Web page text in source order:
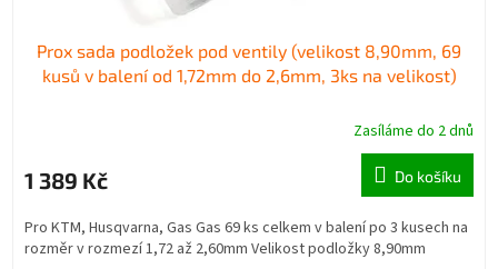
Prox sada podložek pod ventily (velikost 8,90mm, 69
kusů v balení od 1,72mm do 2,6mm, 3ks na velikost)
Zasíláme do 2 dnů
1 389 Kč Do košíku
Pro KTM, Husqvarna, Gas Gas 69 ks celkem v balení po 3 kusech na
rozměr v rozmezí 1,72 až 2,60mm Velikost podložky 8,90mm